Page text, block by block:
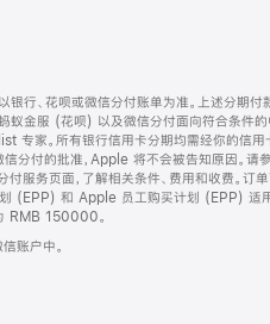
行、花呗或微信分付账单为准。上述分期付
蚁金服 (花呗) 以及微信分付面向符合条件的
家。所有银行信用卡分期均需经你的信用
信分付的批准，Apple 将不会被告知原因。请
服务页面，了解相关条件、费用和收费。订
划 (EPP) 和 Apple 员工购买计划 (EPP) 适
RMB 150000。
账户中。